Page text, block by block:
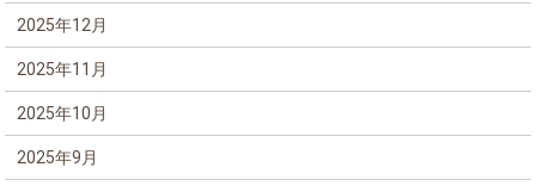
2025年12月
2025年11月
2025年10月
2025年9月